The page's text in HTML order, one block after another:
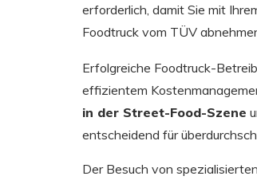
erforderlich, damit Sie mit
Foodtruck vom TÜV
Erfolgreiche Foodtruck-
effizientem
in der Street-Food-Szene
entscheidend für
Der Besuch von